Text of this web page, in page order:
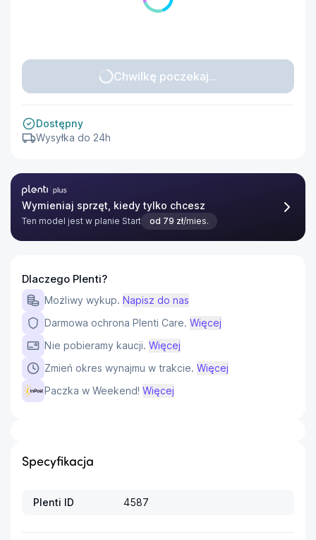
Chwilkę poczekaj...
Dostępny
Wysyłka do 24h
Plenti Plus
Wymieniaj sprzęt, kiedy tylko chcesz
Ten model jest w planie Start od 79 zł/mies.
Dlaczego Plenti?
Możliwy wykup. Napisz do nas
Darmowa ochrona Plenti Care. Więcej
Nie pobieramy kaucji. Więcej
Zmień okres wynajmu w trakcie. Więcej
Paczka w Weekend! Więcej
Specyfikacja
Plenti ID 4587